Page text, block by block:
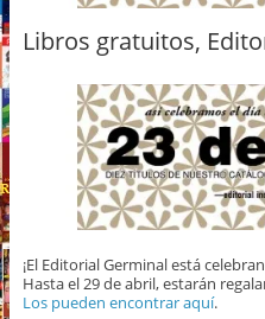
Libros gratuitos,
¡El Editorial Germinal está
Hasta el 29 de abril, estarán
Los pueden encontrar aquí.